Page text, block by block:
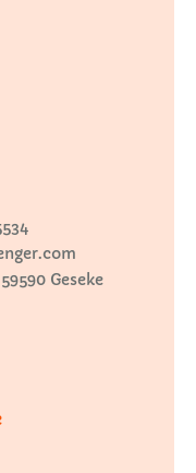
Geseke